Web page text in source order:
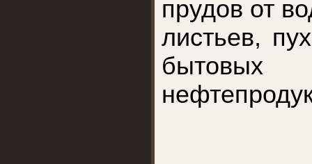
прудов от
листьев,